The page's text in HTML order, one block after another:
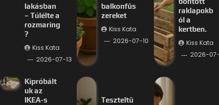
lakásban
– Túlélte a
rozmaring
?
Kiss Kata
2026-07-13
balkonfűs
zereket
Kiss Kata
2026-07-10
raklapokb
ól a
kertben.
Kiss Kata
2026-
Kipróbált
uk az
IKEA-s
Teszteltü